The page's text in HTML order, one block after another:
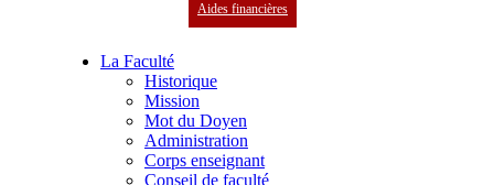
Aides financières
La Faculté
Historique
Mission
Mot du Doyen
Administration
Corps enseignant
Conseil de faculté